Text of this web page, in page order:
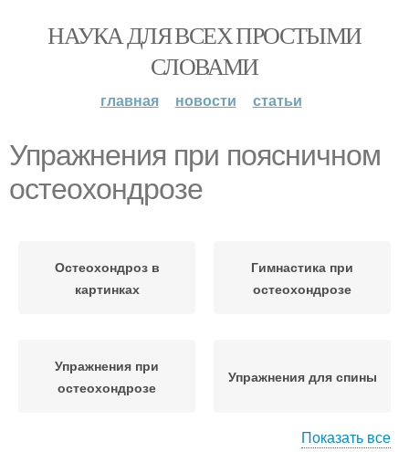
НАУКА ДЛЯ ВСЕХ ПРОСТЫМИ
СЛОВАМИ
главная новости статьи
Упражнения при поясничном
остеохондрозе
Остеохондроз в
картинках
Гимнастика при
остеохондрозе
Упражнения при
остеохондрозе
Упражнения для спины
Показать все